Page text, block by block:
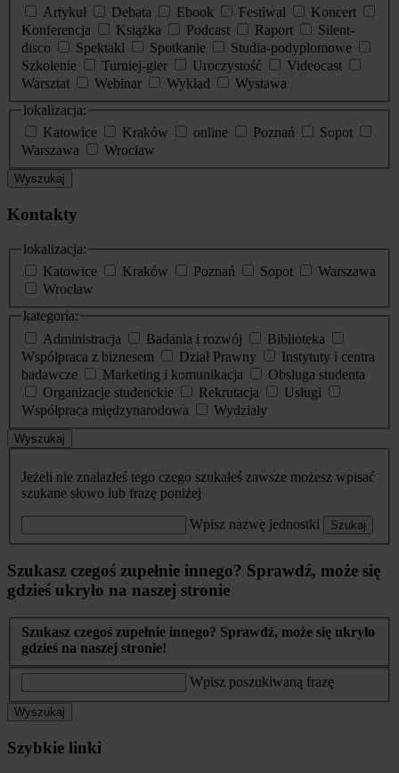
Artykuł
Debata Ebook Festiwal
Koncert
Konferencja
Książka Podcast Raport
Silent-
disco
Spektakl Spotkanie
Studia-podyplomowe
Szkolenie
Turniej-gier Uroczystość
Videocast
Warsztat
Webinar Wykład
Wystawa
lokalizacja:
Katowice
Kraków online Poznań
Sopot
Warszawa
Wrocław
Wyszukaj
Kontakty
lokalizacja:
Katowice
Kraków Poznań Sopot
Warszawa
Wrocław
kategoria:
Administracja
Badania i rozwój
Biblioteka
Współpraca z biznesem
Dział Prawny
Instytuty i centra
badawcze
Marketing i komunikacja
Obsługa studenta
Organizacje studenckie
Rekrutacja
Usługi
Współpraca międzynarodowa
Wydziały
Wyszukaj
Jeżeli nie znalazłeś tego czego szukałeś zawsze możesz wpisać
szukane słowo lub frazę poniżej
Wpisz nazwę jednostki Szukaj
Szukasz czegoś zupełnie innego? Sprawdź, może się
gdzieś ukryło na naszej stronie
Szukasz czegoś zupełnie innego? Sprawdź, może się ukryło
gdzieś na naszej stronie!
Wpisz poszukiwaną frazę
Wyszukaj
Szybkie linki